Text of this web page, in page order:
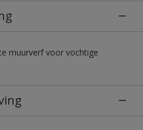
muurverf voor vochtige